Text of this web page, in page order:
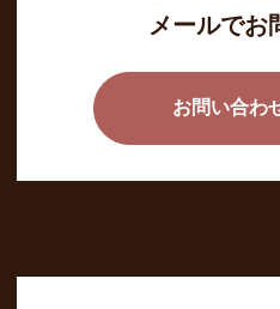
メールでお
お問い合わ